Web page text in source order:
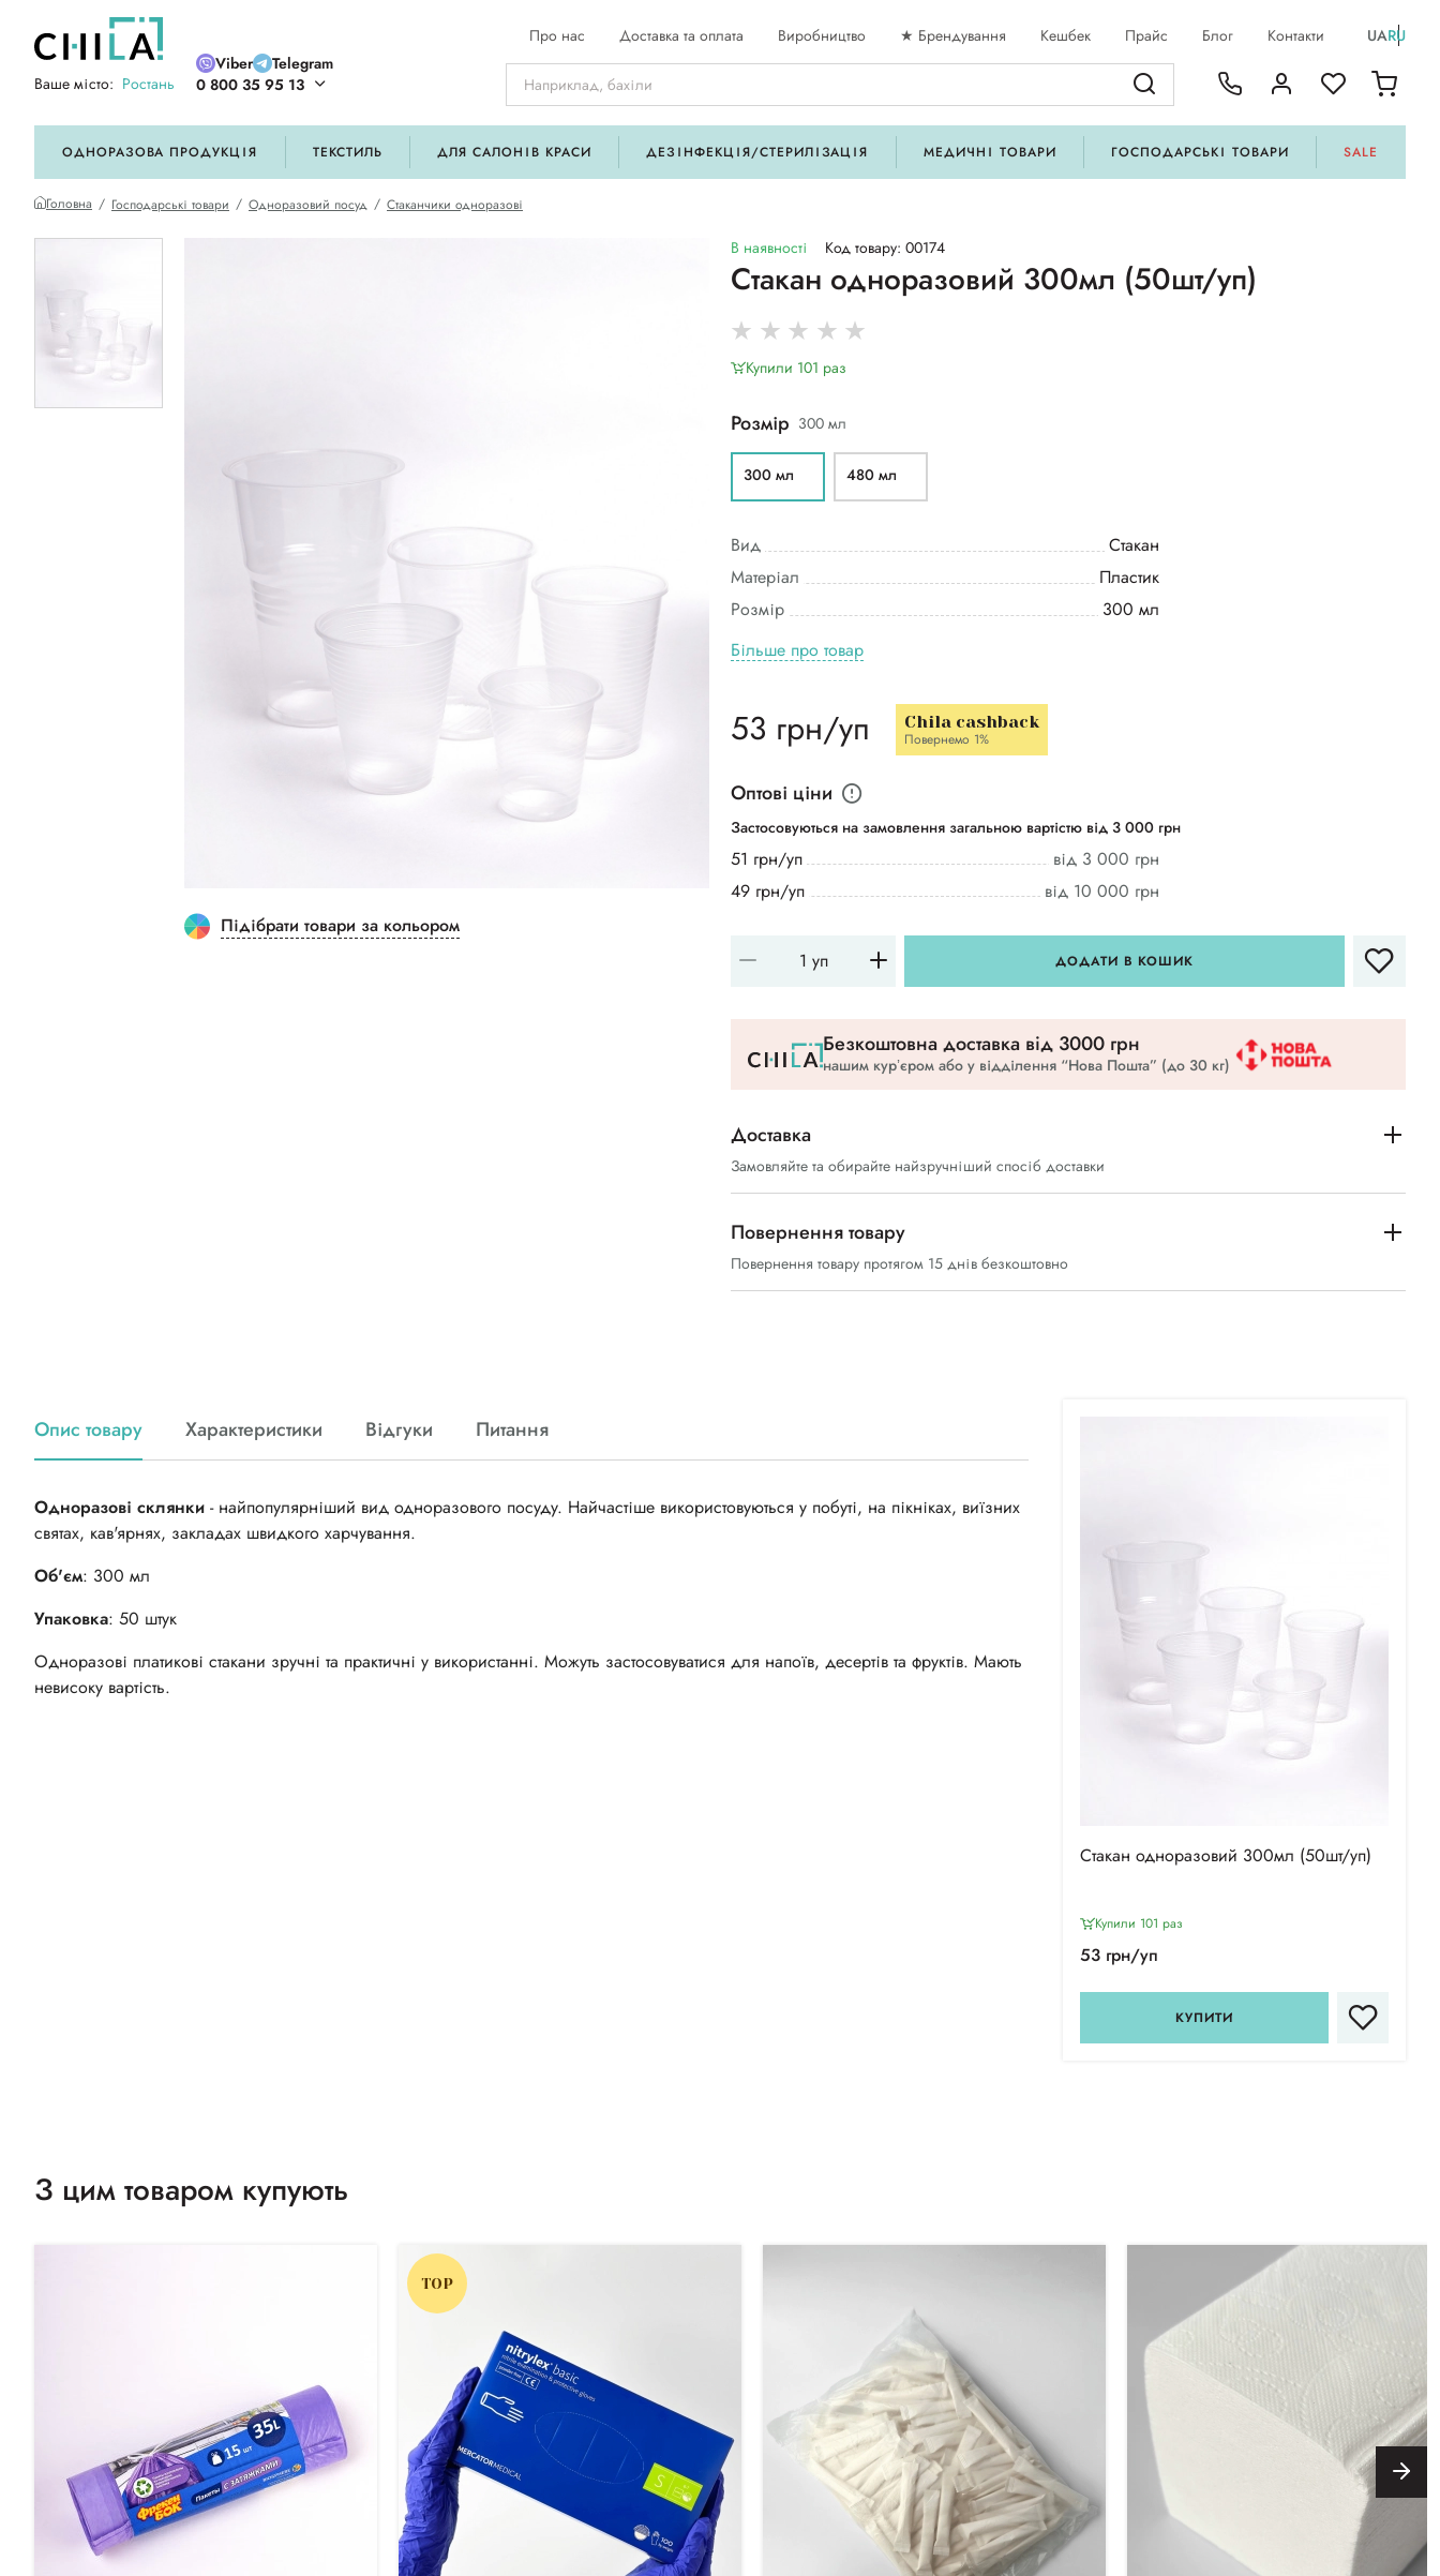
Ваше місто: Ростань
Viber
Telegram
0 800 35 95 13
Про нас Доставка та оплата Виробництво ★ Брендування Кешбек Прайс Блог Контакти UARU
ОДНОРАЗОВА ПРОДУКЦІЯ ТЕКСТИЛЬ ДЛЯ САЛОНІВ КРАСИ ДЕЗІНФЕКЦІЯ/СТЕРИЛІЗАЦІЯ МЕДИЧНІ ТОВАРИ ГОСПОДАРСЬКІ ТОВАРИ SALE
Головна Господарські товари Одноразовий посуд Стаканчики одноразові
Підібрати товари за кольором
В наявності Код товару: 00174
Стакан одноразовий 300мл (50шт/уп)
Купили 101 раз
Розмір 300 мл
300 мл 480 мл
Вид
Стакан
Матеріал
Пластик
Розмір
300 мл
Більше про товар
53 грн/уп Chila cashback
Повернемо 1%
Оптові ціни
Застосовуються на замовлення загальною вартістю від 3 000 грн
51 грн/уп
від 3 000 грн
49 грн/уп
від 10 000 грн
ДОДАТИ В КОШИК
Безкоштовна доставка вiд 3000 грн
нашим курʼєром або у відділення “Нова Пошта” (до 30 кг)
Доставка
Замовляйте та обирайте найзручніший спосіб доставки
Повернення товару
Повернення товару протягом 15 днів безкоштовно
Опис товару Характеристики Відгуки Питання
Одноразові склянки - найпопулярніший вид одноразового посуду. Найчастіше використовуються у побуті, на пікніках, виїзних
святах, кав'ярнях, закладах швидкого харчування.
Об'єм: 300 мл
Упаковка: 50 штук
Одноразові платикові стакани зручні та практичні у використанні. Можуть застосовуватися для напоїв, десертів та фруктів. Мають
невисоку вартість.
Стакан одноразовий 300мл (50шт/уп)
Купили 101 раз
53 грн/уп
КУПИТИ
З цим товаром купують
TOP